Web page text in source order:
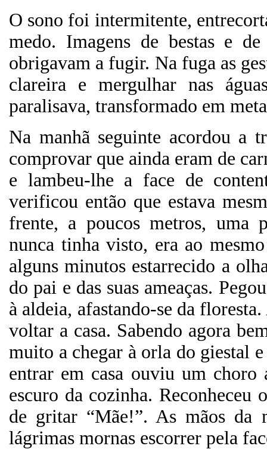
O sono foi intermitente,
medo. Imagens de bestas e
obrigavam a fugir. Na fuga as
clareira e mergulhar nas
paralisava, transformado em
Na manhã seguinte acordou a
comprovar que ainda eram de
e lambeu-lhe a face de
verificou então que estava
frente, a poucos metros, uma
nunca tinha visto, era ao
alguns minutos estarrecido a
do pai e das suas ameaças.
à aldeia, afastando-se da
voltar a casa. Sabendo agora
muito a chegar à orla do giestal
entrar em casa ouviu um
escuro da cozinha. Reconheceu
de gritar “Mãe!”. As mãos da
lágrimas mornas escorrer pela